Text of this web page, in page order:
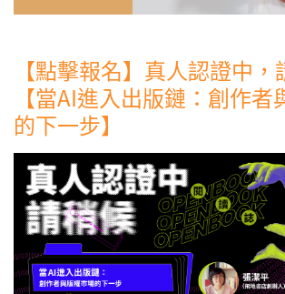
【點擊報名】真人認證中，
【當AI進入出版鏈：創作
的下一步】